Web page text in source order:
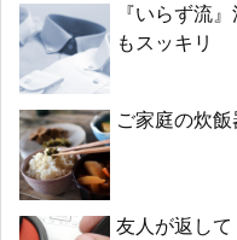
『いらず流
もスッキリ
ご家庭の炊
友人が返し